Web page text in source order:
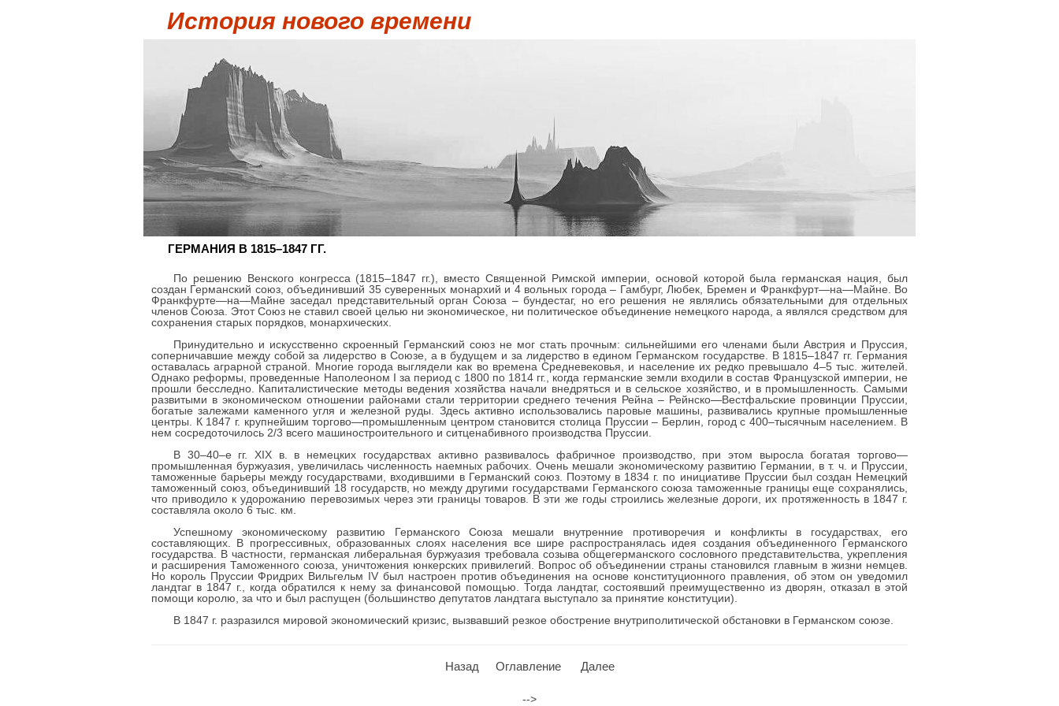
История нового времени
ГЕРМАНИЯ В 1815–1847 ГГ.
По решению Венского конгресса (1815–1847 гг.), вместо Священной Римской империи, основой которой была германская нация, был
создан Германский союз, объединивший 35 суверенных монархий и 4 вольных города – Гамбург, Любек, Бремен и Франкфурт—на—Майне. Во
Франкфурте—на—Майне заседал представительный орган Союза – бундестаг, но его решения не являлись обязательными для отдельных
членов Союза. Этот Союз не ставил своей целью ни экономическое, ни политическое объединение немецкого народа, а являлся средством для
сохранения старых порядков, монархических.
Принудительно и искусственно скроенный Германский союз не мог стать прочным: сильнейшими его членами были Австрия и Пруссия,
соперничавшие между собой за лидерство в Союзе, а в будущем и за лидерство в едином Германском государстве. В 1815–1847 гг. Германия
оставалась аграрной страной. Многие города выглядели как во времена Средневековья, и население их редко превышало 4–5 тыс. жителей.
Однако реформы, проведенные Наполеоном I за период с 1800 по 1814 гг., когда германские земли входили в состав Французской империи, не
прошли бесследно. Капиталистические методы ведения хозяйства начали внедряться и в сельское хозяйство, и в промышленность. Самыми
развитыми в экономическом отношении районами стали территории среднего течения Рейна – Рейнско—Вестфальские провинции Пруссии,
богатые залежами каменного угля и железной руды. Здесь активно использовались паровые машины, развивались крупные промышленные
центры. К 1847 г. крупнейшим торгово—промышленным центром становится столица Пруссии – Берлин, город с 400–тысячным населением. В
нем сосредоточилось 2/3 всего машиностроительного и ситценабивного производства Пруссии.
В 30–40–е гг. XIX в. в немецких государствах активно развивалось фабричное производство, при этом выросла богатая торгово—
промышленная буржуазия, увеличилась численность наемных рабочих. Очень мешали экономическому развитию Германии, в т. ч. и Пруссии,
таможенные барьеры между государствами, входившими в Германский союз. Поэтому в 1834 г. по инициативе Пруссии был создан Немецкий
таможенный союз, объединивший 18 государств, но между другими государствами Германского союза таможенные границы еще сохранялись,
что приводило к удорожанию перевозимых через эти границы товаров. В эти же годы строились железные дороги, их протяженность в 1847 г.
составляла около 6 тыс. км.
Успешному экономическому развитию Германского Союза мешали внутренние противоречия и конфликты в государствах, его
составляющих. В прогрессивных, образованных слоях населения все шире распространялась идея создания объединенного Германского
государства. В частности, германская либеральная буржуазия требовала созыва общегерманского сословного представительства, укрепления
и расширения Таможенного союза, уничтожения юнкерских привилегий. Вопрос об объединении страны становился главным в жизни немцев.
Но король Пруссии Фридрих Вильгельм IV был настроен против объединения на основе конституционного правления, об этом он уведомил
ландтаг в 1847 г., когда обратился к нему за финансовой помощью. Тогда ландтаг, состоявший преимущественно из дворян, отказал в этой
помощи королю, за что и был распущен (большинство депутатов ландтага выступало за принятие конституции).
В 1847 г. разразился мировой экономический кризис, вызвавший резкое обострение внутриполитической обстановки в Германском союзе.
Назад Оглавление Далее
-->